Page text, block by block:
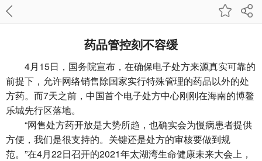
药品管控刻不容缓
4月15日，国务院宣布，在确保电子处方来源真实可靠的
前提下，允许网络销售除国家实行特殊管理的药品以外的处
方药。而7天之前，中国首个电子处方中心刚刚在海南的博鳌
乐城先行区落地。
“网售处方药开放是大势所趋，也确实会为慢病患者提供
方便，我们是很支持的。关键还是处方的审核要做到规
范。”在4月22日召开的2021年太湖湾生命健康未来大会上，